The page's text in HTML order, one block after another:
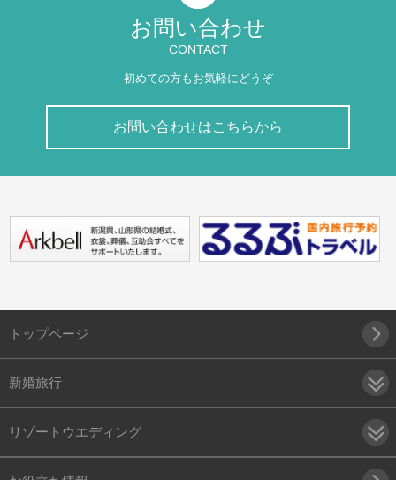
お問い合わせ
CONTACT
初めての方もお気軽にどうぞ
お問い合わせはこちらから
トップページ
新婚旅行
リゾートウエディング